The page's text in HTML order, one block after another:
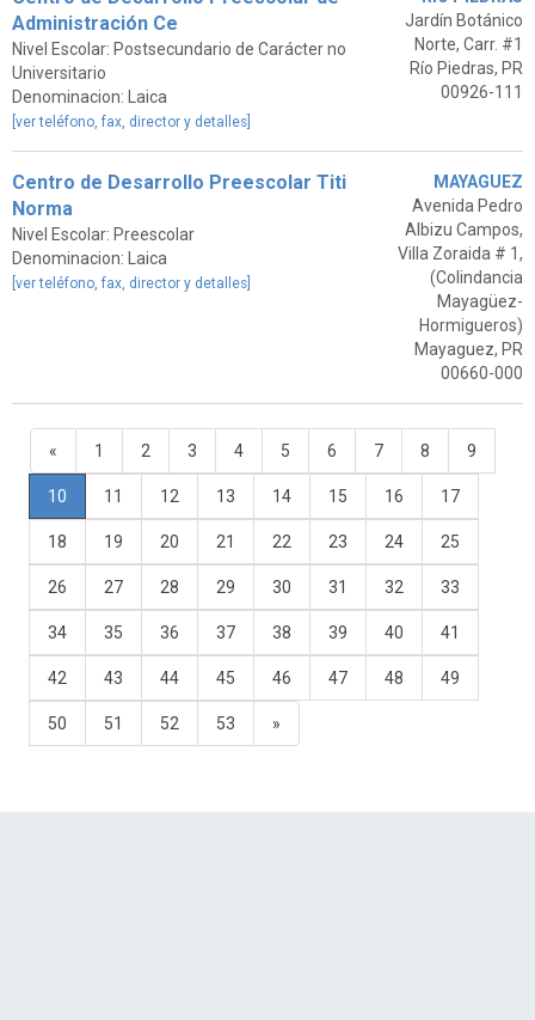
Administración Ce
Nivel Escolar: Postsecundario de Carácter no
Universitario
Denominacion: Laica
[ver teléfono, fax, director y detalles]
Jardín Botánico
Norte, Carr. #1
Río Piedras, PR
00926-111
Centro de Desarrollo Preescolar Titi
Norma
Nivel Escolar: Preescolar
Denominacion: Laica
[ver teléfono, fax, director y detalles]
MAYAGUEZ
Avenida Pedro
Albizu Campos,
Villa Zoraida # 1,
(Colindancia
Mayagüez-
Hormigueros)
Mayaguez, PR
00660-000
« 1 2 3 4 5 6 7 8 9
10 11 12 13 14 15 16 17
18 19 20 21 22 23 24 25
26 27 28 29 30 31 32 33
34 35 36 37 38 39 40 41
42 43 44 45 46 47 48 49
50 51 52 53 »